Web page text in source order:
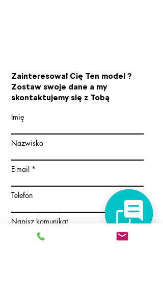
Zainteresował Cię Ten model ?
Zostaw swoje dane a my
skontaktujemy się z Tobą
Imię
Nazwisko
E-mail
Telefon
Napisz komunikat